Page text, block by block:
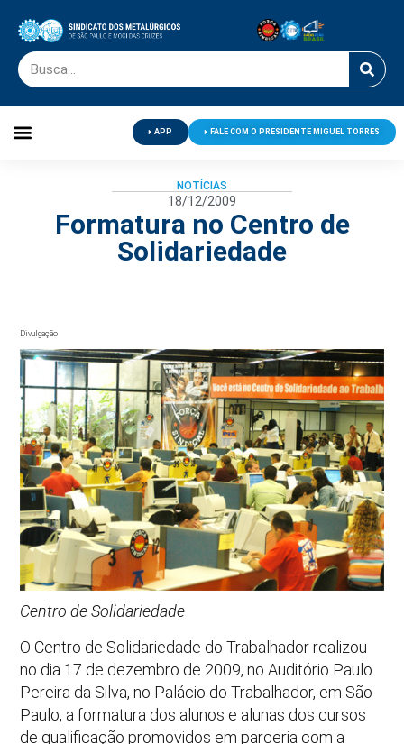
APP FALE COM O PRESIDENTE MIGUEL TORRES
NOTÍCIAS
18/12/2009
Formatura no Centro de
Solidariedade
Divulgação
Centro de Solidariedade
O Centro de Solidariedade do Trabalhador realizou
no dia 17 de dezembro de 2009, no Auditório Paulo
Pereira da Silva, no Palácio do Trabalhador, em São
Paulo, a formatura dos alunos e alunas dos cursos
de qualificação promovidos em parceria com a